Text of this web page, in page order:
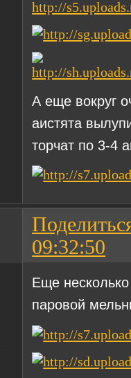
А еще вокруг
аистята
торчат по 3-4
09:32:50
Еще
паровой